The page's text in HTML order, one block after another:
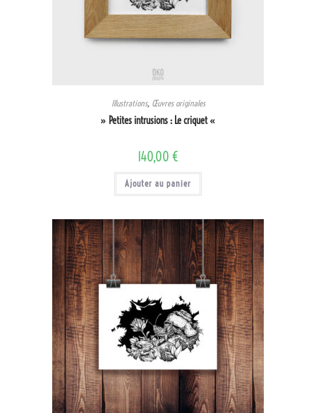
Illustrations, Œuvres originales
» Petites intrusions : Le criquet «
140,00 €
Ajouter au panier